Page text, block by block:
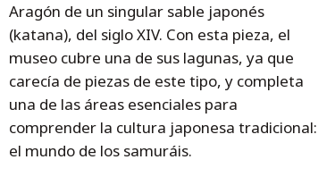
Aragón de un singular sable japonés
(katana), del siglo XIV. Con esta pieza, el
museo cubre una de sus lagunas, ya que
carecía de piezas de este tipo, y completa
una de las áreas esenciales para
comprender la cultura japonesa tradicional:
el mundo de los samuráis.